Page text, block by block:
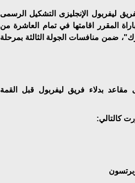
ليفربول الإنجليزى التشكيل الرسمى
المقرر اقامتها في تمام العاشرة من
ضمن منافسات الجولة الثالثة بمرحلة
بدلاء فريق ليفربول قبل القمة
كالتالي: